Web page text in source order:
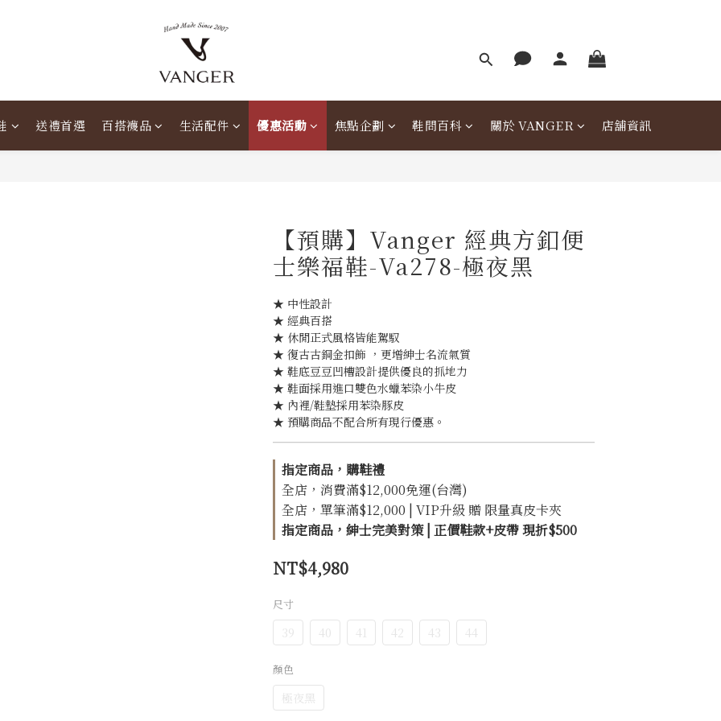
送禮首選 百搭襪品 生活配件 優惠活動 焦點企劃 鞋問百科 關於 VANGER 店舖資訊
【預購】Vanger 經典方釦便
士樂福鞋-Va278-極夜黑
★ 中性設計
★ 經典百搭
★ 休閒正式風格皆能駕馭
★ 復古古銅金扣飾 ，更增紳士名流氣質
★ 鞋底豆豆凹槽設計提供優良的抓地力
★ 鞋面採用進口雙色水蠟苯染小牛皮
★ 內裡/鞋墊採用苯染豚皮
★ 預購商品不配合所有現行優惠。
指定商品，購鞋禮
全店，消費滿$12,000免運(台灣)
全店，單筆滿$12,000 | VIP升級 贈 限量真皮卡夾
指定商品，紳士完美對策 | 正價鞋款+皮帶 現折$500
NT$4,980
尺寸
39 40 41 42 43 44
顏色
極夜黑